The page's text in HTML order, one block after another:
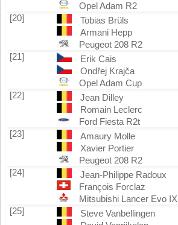
Opel Adam R2
[20]
Tobias Brüls
Armani Hepp
Peugeot 208 R2
[21]
Erik Cais
Ondřej Krajča
Opel Adam Cup
[22]
Jean Dilley
Romain Leclerc
Ford Fiesta R2t
[23]
Amaury Molle
Xavier Portier
Peugeot 208 R2
[24]
Jean-Philippe Radoux
François Forclaz
Mitsubishi Lancer Evo
[25]
Steve Vanbellingen